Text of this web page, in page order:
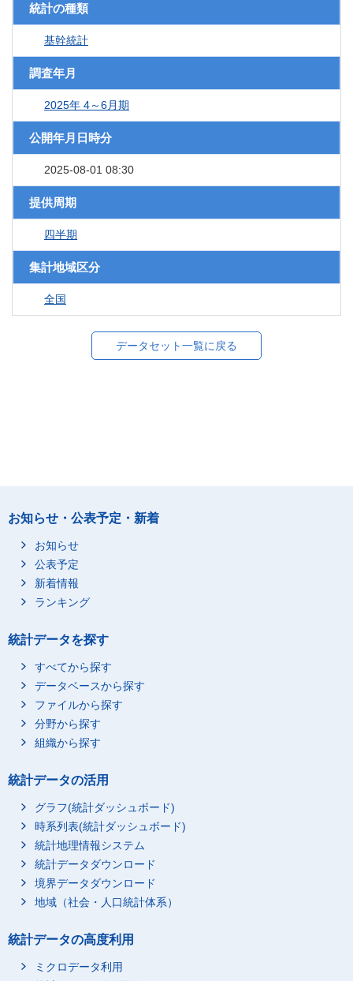
統計の種類
基幹統計
調査年月
2025年 4～6月期
公開年月日時分
2025-08-01 08:30
提供周期
四半期
集計地域区分
全国
データセット一覧に戻る
お知らせ・公表予定・新着
お知らせ
公表予定
新着情報
ランキング
統計データを探す
すべてから探す
データベースから探す
ファイルから探す
分野から探す
組織から探す
統計データの活用
グラフ(統計ダッシュボード)
時系列表(統計ダッシュボード)
統計地理情報システム
統計データダウンロード
境界データダウンロード
地域（社会・人口統計体系）
統計データの高度利用
ミクロデータ利用